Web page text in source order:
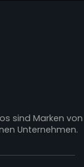
sind Marken von
Unternehmen.